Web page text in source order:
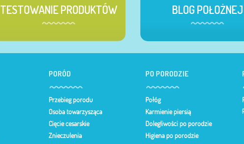
TESTOWANIE PRODUKTÓW BLOG POŁOŻNEJ
PORÓD
Przebieg porodu
Osoba towarzysząca
Cięcie cesarskie
Znieczulenia
PO PORODZIE
Połóg
Karmienie piersią
Dolegliwości po porodzie
Higiena po porodzie